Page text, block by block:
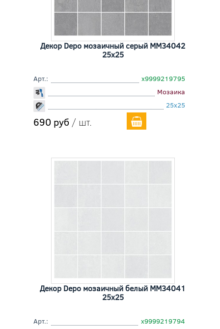
Декор Depo мозаичный серый MM34042
25x25
Арт.:
х9999219795
Мозаика
25x25
690 руб / шт.
Декор Depo мозаичный белый MM34041
25x25
Арт.:
х9999219794